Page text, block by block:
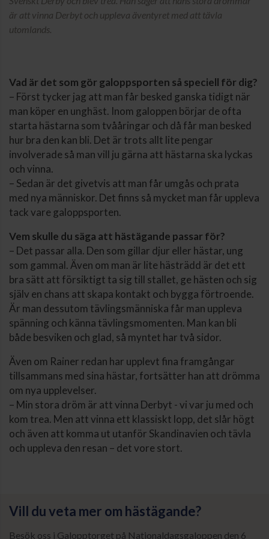
är att vinna Derbyt och uppleva äventyret med att tävla
utomlands.
Vad är det som gör galoppsporten så speciell för dig?
– Först tycker jag att man får besked ganska tidigt när
man köper en unghäst. Inom galoppen börjar de ofta
starta hästarna som tvååringar och då får man besked
hur bra den kan bli. Det är trots allt lite pengar
involverade så man vill ju gärna att hästarna ska lyckas
och vinna.
– Sedan är det givetvis att man får umgås och prata
med nya människor. Det finns så mycket man får uppleva
tack vare galoppsporten.
Vem skulle du säga att hästägande passar för?
– Det passar alla. Den som gillar djur eller hästar, ung
som gammal. Även om man är lite hästrädd är det ett
bra sätt att försiktigt ta sig till stallet, ge hästen och sig
själv en chans att skapa kontakt och bygga förtroende.
Är man dessutom tävlingsmänniska får man uppleva
spänning och känna tävlingsmomenten. Man kan bli
både besviken och glad, så myntet har två sidor.
Även om Rainer redan har upplevt fina framgångar
tillsammans med sina hästar, fortsätter han att drömma
om nya upplevelser.
– Min stora dröm är att vinna Derbyt - vi var ju med och
kom trea. Men att vinna ett klassiskt lopp, det slår högt
och även att komma ut utanför Skandinavien och tävla
och uppleva den resan – det vore stort.
Vill du veta mer om hästägande?
Besök oss i Galopptorget på Nationaldagsgaloppen den 6